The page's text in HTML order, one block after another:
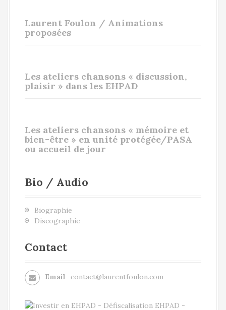
Laurent Foulon / Animations
proposées
Les ateliers chansons « discussion,
plaisir » dans les EHPAD
Les ateliers chansons « mémoire et
bien-être » en unité protégée/PASA
ou accueil de jour
Bio / Audio
Biographie
Discographie
Contact
Email contact@laurentfoulon.com